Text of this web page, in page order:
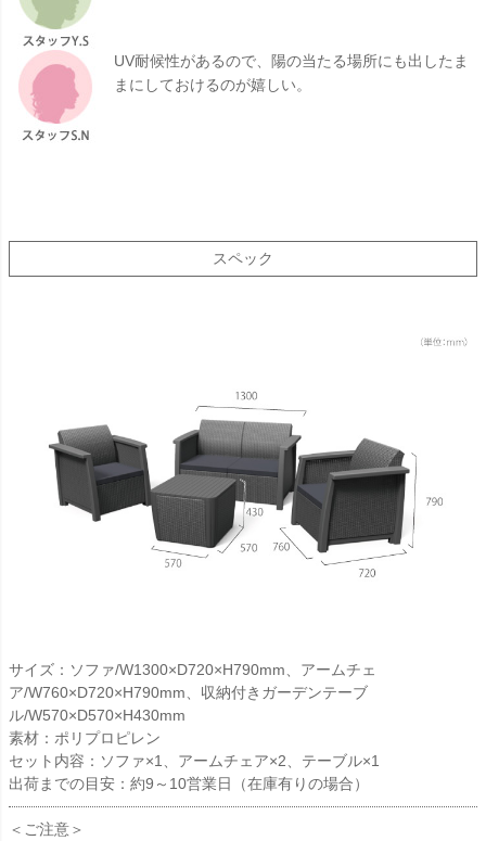
UV耐候性があるので、陽の当たる場所にも出したま
まにしておけるのが嬉しい。
スペック
サイズ：ソファ/W1300×D720×H790mm、アームチェ
ア/W760×D720×H790mm、収納付きガーデンテーブ
ル/W570×D570×H430mm
素材：ポリプロピレン
セット内容：ソファ×1、アームチェア×2、テーブル×1
出荷までの目安：約9～10営業日（在庫有りの場合）
＜ご注意＞